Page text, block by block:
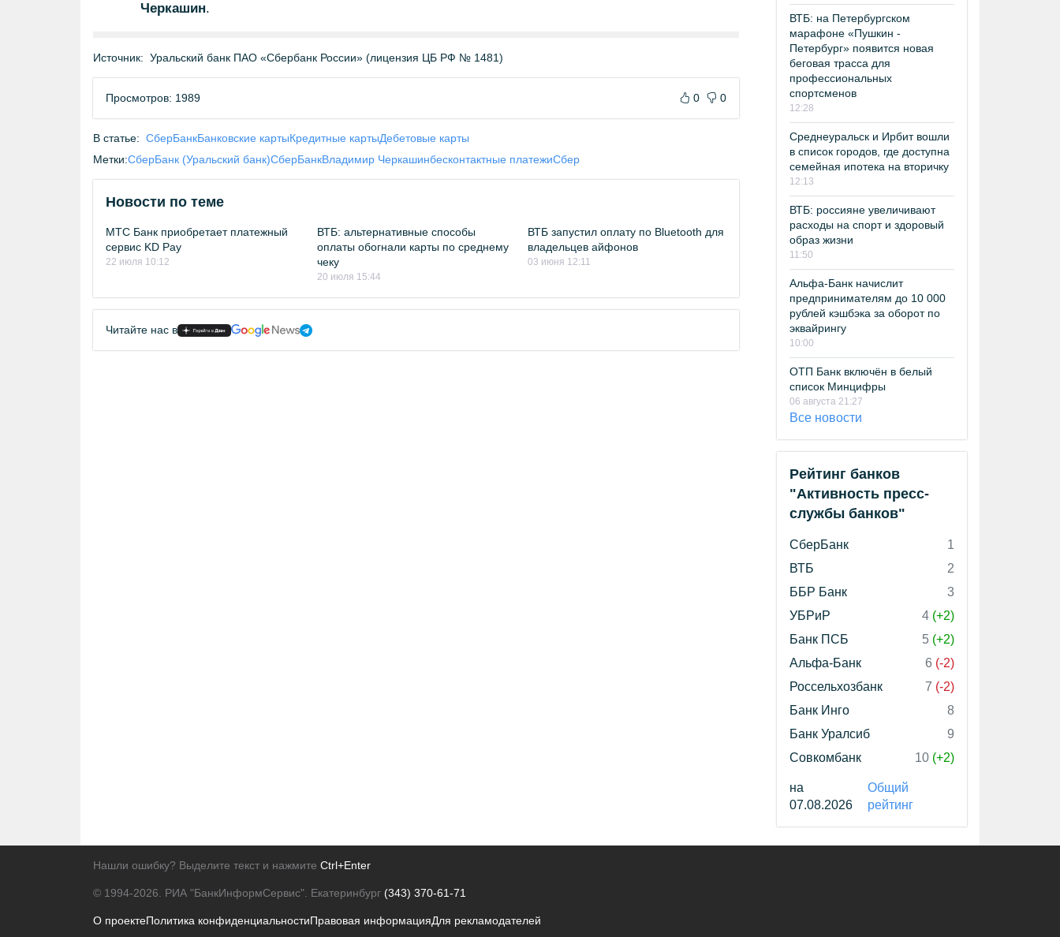
Черкашин.
Источник: Уральский банк ПАО «Сбербанк России» (лицензия ЦБ РФ № 1481)
Просмотров: 1989 0 0
В статье: СберБанкБанковские картыКредитные картыДебетовые карты
Метки:СберБанк (Уральский банк)СберБанкВладимир Черкашинбесконтактные платежиСбер
Новости по теме
МТС Банк приобретает платежный
сервис KD Pay
22 июля 10:12
ВТБ: альтернативные способы
оплаты обогнали карты по среднему
чеку
20 июля 15:44
ВТБ запустил оплату по Bluetooth для
владельцев айфонов
03 июня 12:11
Читайте нас в
ВТБ: на Петербургском
марафоне «Пушкин -
Петербург» появится новая
беговая трасса для
профессиональных
спортсменов
12:28
Среднеуральск и Ирбит вошли
в список городов, где доступна
семейная ипотека на вторичку
12:13
ВТБ: россияне увеличивают
расходы на спорт и здоровый
образ жизни
11:50
Альфа-Банк начислит
предпринимателям до 10 000
рублей кэшбэка за оборот по
эквайрингу
10:00
ОТП Банк включён в белый
список Минцифры
06 августа 21:27
Все новости
Рейтинг банков
"Активность пресс-
службы банков"
СберБанк
1
ВТБ
2
ББР Банк
3
УБРиР
4 (+2)
Банк ПСБ
5 (+2)
Альфа-Банк
6 (-2)
Россельхозбанк
7 (-2)
Банк Инго
8
Банк Уралсиб
9
Совкомбанк
10 (+2)
на
07.08.2026
Общий
рейтинг
Нашли ошибку? Выделите текст и нажмите Ctrl+Enter
© 1994-2026. РИА "БанкИнформСервис". Екатеринбург (343) 370-61-71
О проектеПолитика конфиденциальностиПравовая информацияДля рекламодателей